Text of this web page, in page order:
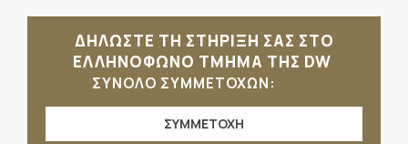
ΔΗΛΩΣΤΕ ΤΗ ΣΤΗΡΙΞΗ ΣΑΣ ΣΤΟ
ΕΛΛΗΝΟΦΩΝΟ ΤΜΗΜΑ ΤΗΣ DW
ΣΥΝΟΛΟ ΣΥΜΜΕΤΟΧΩΝ:
ΣΥΜΜΕΤΟΧΗ